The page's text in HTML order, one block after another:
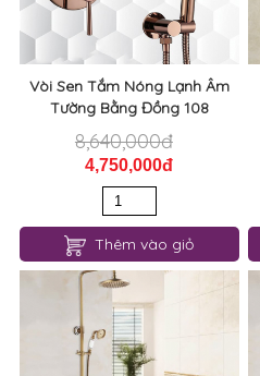
Vòi Sen Tắm Nóng Lạnh Âm
Tường Bằng Đồng 108
8,640,000đ
4,750,000đ
Thêm vào giỏ